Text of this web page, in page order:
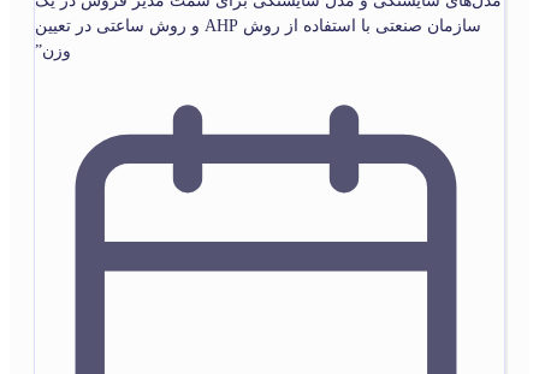
سازمان صنعتی با استفاده از روش AHP و روش ساعتی در تعیین
وزن”